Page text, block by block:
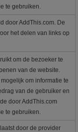
te gebruiken.
door AddThis.com. De
het delen van links op
om de bezoeker te
van de website.
om informatie te
van de gebruiker en
door AddThis.com
te gebruiken.
door de provider